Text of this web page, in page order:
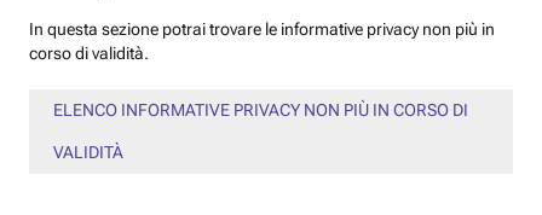
In questa sezione potrai trovare le informative privacy non più in
corso di validità.
ELENCO INFORMATIVE PRIVACY NON PIÙ IN CORSO DI
VALIDITÀ